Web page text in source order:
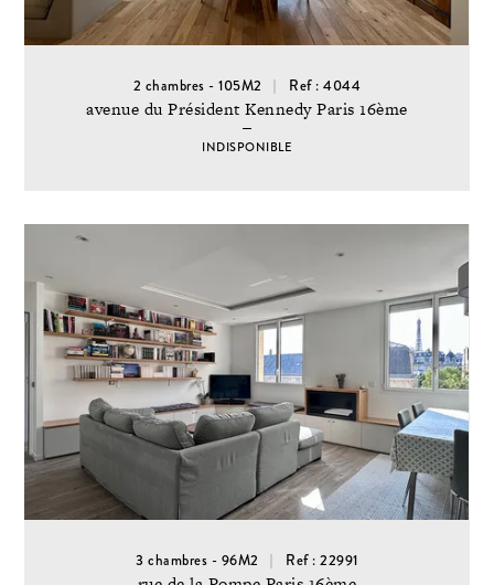
2 chambres - 105M2 Ref : 4044
avenue du Président Kennedy Paris 16ème
INDISPONIBLE
3 chambres - 96M2 Ref : 22991